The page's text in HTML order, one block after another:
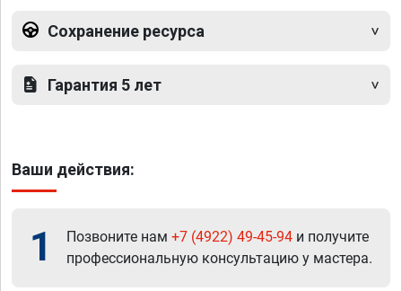
Сохранение ресурса
Гарантия 5 лет
Ваши действия:
1 Позвоните нам +7 (4922) 49-45-94 и получите
профессиональную консультацию у мастера.